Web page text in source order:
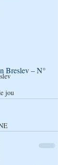
jou
Breslev – N°